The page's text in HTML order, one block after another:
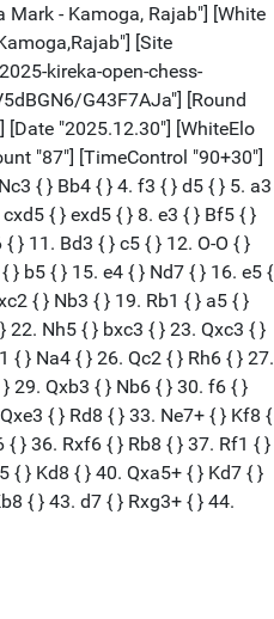
Mark - Kamoga, Rajab"] [White
[Site
kireka-open-chess-
G43F7AJa"] [Round
[Date "2025.12.30"] [WhiteElo
"87"] [TimeControl "90+30"]
{ } Bb4 { } 4. f3 { } d5 { } 5. a3
{ } exd5 { } 8. e3 { } Bf5 { }
} 11. Bd3 { } c5 { } 12. O-O { }
} b5 { } 15. e4 { } Nd7 { } 16. e5 {
{ } Nb3 { } 19. Rb1 { } a5 { }
22. Nh5 { } bxc3 { } 23. Qxc3 { }
{ } Na4 { } 26. Qc2 { } Rh6 { } 27.
29. Qxb3 { } Nb6 { } 30. f6 { }
{ } Rd8 { } 33. Ne7+ { } Kf8 {
} 36. Rxf6 { } Rb8 { } 37. Rf1 { }
{ } Kd8 { } 40. Qxa5+ { } Kd7 { }
{ } 43. d7 { } Rxg3+ { } 44.